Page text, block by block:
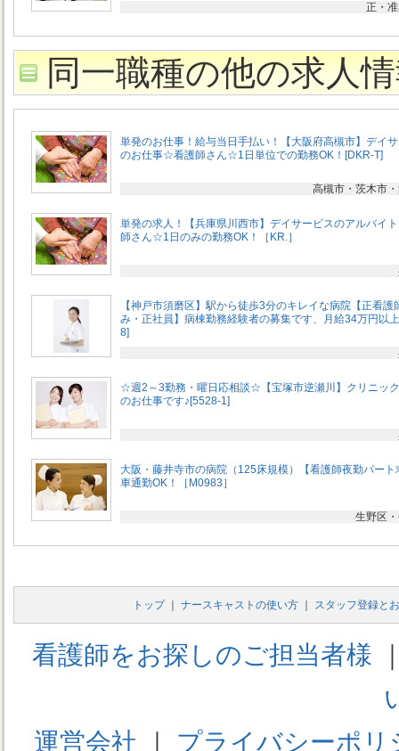
正・
同一職種の他の求人
単発のお仕事！給与当日手払い！【大阪府高槻市】デイ
のお仕事☆看護師さん☆1日単位での勤務OK！[DKR-T]
高槻市・茨木市
単発の求人！【兵庫県川西市】デイサービスのアルバイ
師さん☆1日のみの勤務OK！［KR.］
【神戸市須磨区】駅から徒歩3分のキレイな病院【正看護
み・正社員】病棟勤務経験者の募集です、月給34万円以
8]
☆週2～3勤務・曜日応相談☆【宝塚市逆瀬川】クリニッ
のお仕事です♪[5528-1]
大阪・藤井寺市の病院（125床規模）【看護師夜勤パート
車通勤OK！［M0983］
生野区
トップ｜ ナースキャストの使い方｜ スタッフ登録と
看護師をお探しのご担当者様
運営会社 ｜ プライバシーポリ